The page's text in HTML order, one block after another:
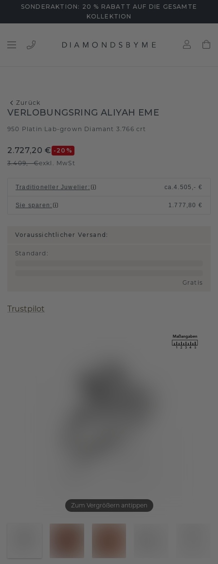
SONDERAKTION: 20 % RABATT AUF DIE GESAMTE
KOLLEKTION
Zurück
Zum Vergrößern antippen
VERLOBUNGSRING ALIYAH EME
950 Platin Lab-grown Diamant 3.766 crt
2.727,20 € -20 %
3.409,- €exkl. MwSt
Traditioneller Juwelier : ca.4.505,- €
Sie sparen : 1.777,80 €
Voraussichtlicher Versand:
Standard :
Gratis
Trustpilot